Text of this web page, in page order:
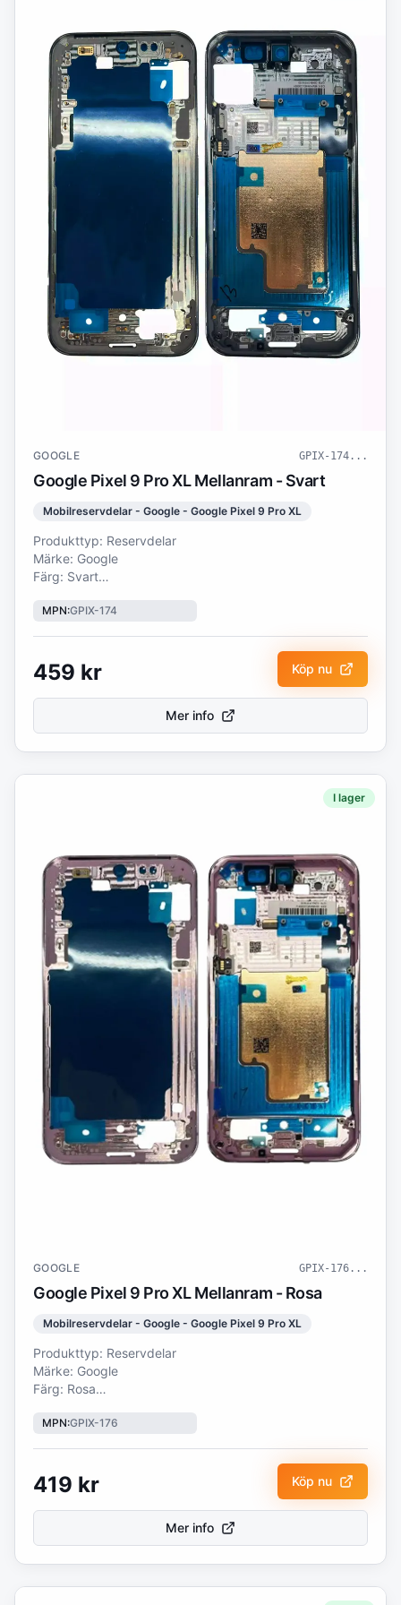
GOOGLE GPIX-174 ...
Google Pixel 9 Pro XL Mellanram - Svart
Mobilreservdelar - Google - Google Pixel 9 Pro XL
Produkttyp: Reservdelar
Märke: Google
Färg: Svart
Google Pixel 9 Pro XL Mellanram - SvartFörstärk din
och långvarig hållbarhet. Denna högkvalitativa reservdel
är idealisk för att reparera böjda, spruckna eller skadade
ramar och hjälper till att bibehålla både funktion och
utseende på din enhet. Lämplig för gör-det-själv-
reparationer eller professionella tekniker, erbjuder den en
pålitlig och stabil lösning för att återställa din
smartphones strukturella integritet.Specifikationer:
MPN:GPIX-174
459 kr Köp nu
Mer info
I lager
GOOGLE GPIX-176 ...
Google Pixel 9 Pro XL Mellanram - Rosa
Mobilreservdelar - Google - Google Pixel 9 Pro XL
Produkttyp: Reservdelar
Märke: Google
Färg: Rosa
Google Pixel 9 Pro XL Mellanram - RosaFörstärk din
och långvarig hållbarhet. Denna högkvalitativa reservdel
är idealisk för att reparera böjda, spruckna eller skadade
ramar och hjälper till att bibehålla både funktion och
utseende på din enhet. Lämplig för gör-det-själv-
reparationer eller professionella tekniker, erbjuder den en
pålitlig och stabil lösning för att återställa din
smartphones strukturella integritet.Specifikationer:
MPN:GPIX-176
419 kr Köp nu
Mer info